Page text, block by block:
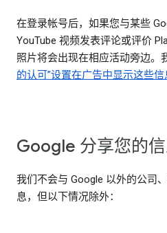
在登录帐号后，如果您与某些
YouTube 视频发表评论或评价
照片将会出现在相应活动旁边。
的认可”设置在广告中显示这些信
Google 分享您的
我们不会与 Google 以外的公司
息，但以下情况除外：